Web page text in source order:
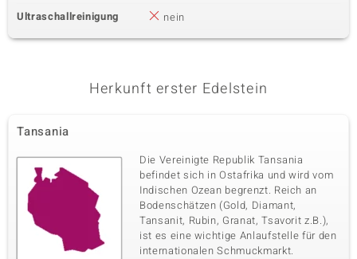
Ultraschallreinigung
nein
Herkunft erster Edelstein
Tansania
Die Vereinigte Republik Tansania
befindet sich in Ostafrika und wird vom
Indischen Ozean begrenzt. Reich an
Bodenschätzen (Gold, Diamant,
Tansanit, Rubin, Granat, Tsavorit z.B.),
ist es eine wichtige Anlaufstelle für den
internationalen Schmuckmarkt.